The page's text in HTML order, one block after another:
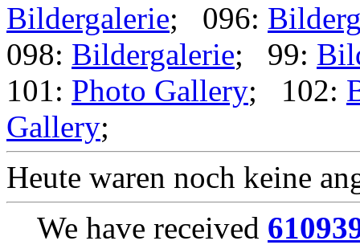
Bildergalerie; 096:
098: Bildergalerie; 99:
101: Photo Gallery; 102:
Gallery;
Heute waren noch keine
We have received